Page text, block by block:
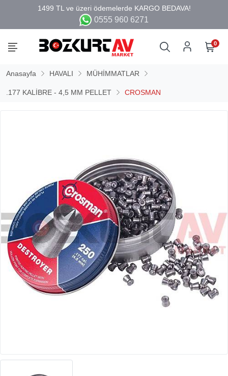
0555 960 6271
0
Anasayfa HAVALI MÜHİMMATLAR
.177 KALİBRE - 4,5 MM PELLET CROSMAN